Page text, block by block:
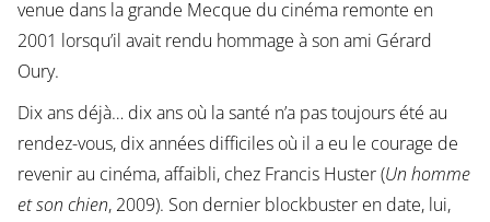
venue dans la grande Mecque du cinéma remonte en
2001 lorsqu’il avait rendu hommage à son ami Gérard
Oury.
Dix ans déjà… dix ans où la santé n’a pas toujours été au
rendez-vous, dix années difficiles où il a eu le courage de
revenir au cinéma, affaibli, chez Francis Huster (Un homme
et son chien, 2009). Son dernier blockbuster en date, lui,